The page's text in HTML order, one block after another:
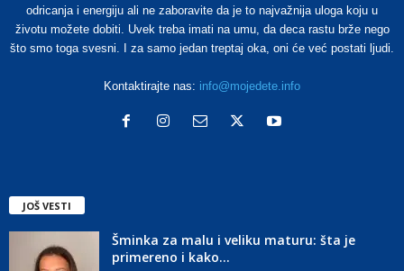
odricanja i energiju ali ne zaboravite da je to najvažnija uloga koju u
životu možete dobiti. Uvek treba imati na umu, da deca rastu brže nego
što smo toga svesni. I za samo jedan treptaj oka, oni će već postati ljudi.
Kontaktirajte nas: info@mojedete.info
JOŠ VESTI
Šminka za malu i veliku maturu: šta je
primereno i kako...